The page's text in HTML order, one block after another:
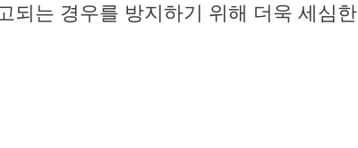
되는 경우를 방지하기 위해 더욱 세심한